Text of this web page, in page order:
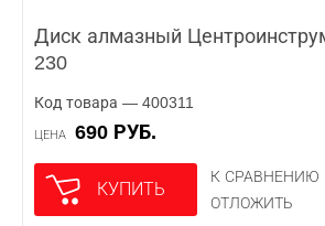
Диск алмазный
230
Код товара — 400311
ЦЕНА 690 РУБ.
КУПИТЬ
К СРАВНЕНИЮ
ОТЛОЖИТЬ